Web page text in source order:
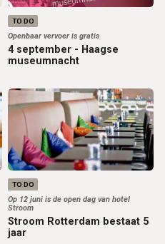
TO DO
Openbaar vervoer is gratis
4 september - Haagse
museumnacht
TO DO
Op 12 juni is de open dag van hotel
Stroom
Stroom Rotterdam bestaat 5
jaar